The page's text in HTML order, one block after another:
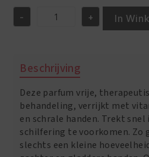
€4.95.
€3.95.
Palmers
Concentrated
Hand
Cream
2oz/60
ml
aantal
- + In
Beschrijving
Deze parfum vrije,
behandeling, verrijkt met
en schrale handen. Trekt snel
schilfering te voorkomen. Zo
slechts een kleine